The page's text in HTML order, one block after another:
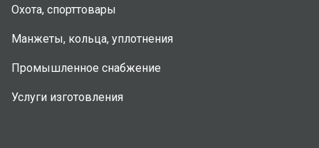
Охота, спорттовары
Манжеты, кольца, уплотнения
Промышленное снабжение
Услуги изготовления